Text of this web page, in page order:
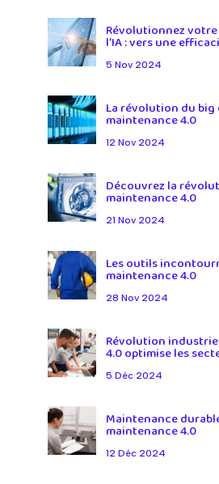
Révolutionnez
l’IA : vers une
5 Nov 2024
La révolution du big
maintenance 4.0
12 Nov 2024
Découvrez la
maintenance 4.0
21 Nov 2024
Les outils
maintenance 4.0
28 Nov 2024
Révolution
4.0 optimise les
5 Déc 2024
Maintenance
maintenance 4.0
12 Déc 2024